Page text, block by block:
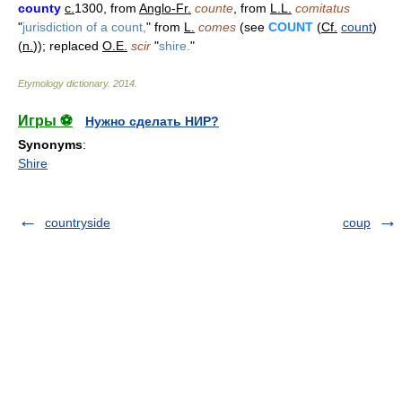
county c. 1300, from Anglo-Fr. counte , from L.L.
comitatus
"jurisdiction of a count, " from L. comes (see COUNT (Cf. count)
(n. )); replaced O.E. scir "shire. "
Etymology dictionary. 2014
Игры ⚽
Нужно сделать НИР?
Synonyms:
Shire
countryside coup